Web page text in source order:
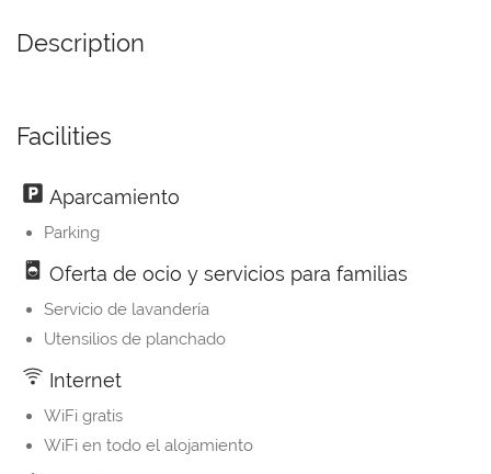
Description
Facilities
Aparcamiento
Parking
Oferta de ocio y servicios para familias
Servicio de lavandería
Utensilios de planchado
Internet
WiFi gratis
WiFi en todo el alojamiento